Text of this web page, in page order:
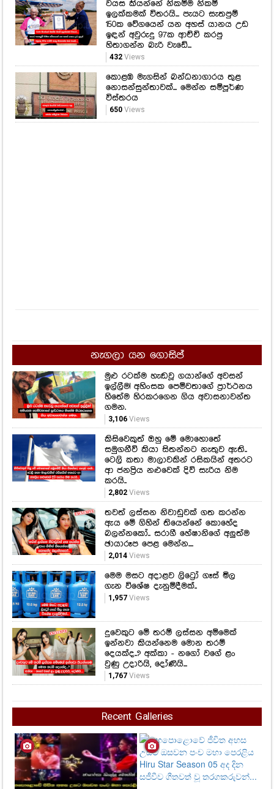
වයස කියන්නේ නිකම්ම නිකම්
ඉලක්කමක් විතරයි... පැයට සැතපුම්
150ක වේගයෙන් යන අහස් යානය උඩ
ඉඳන් අවුරුදු 97ක ආච්චි කරපු
හිතාගන්න බැරි වැඩේ...
432Views
කොළඹ මැගසින් බන්ධනාගාරය තුළ
නොසන්සුන්තාවක්... මෙන්න සම්පූර්ණ
විස්තරය
650Views
නැගලා යන ගොසිප්
මුළු රටක්ම හැඬවූ ගයාන්ගේ අවසන්
ඉල්ලීම! අහිංසක පෙම්වතාගේ ප්‍රාර්ථනය
හිතේම හිරකරගෙන ගිය අවාසනාවන්ත
ගමන.
3,106Views
කිසිවෙකුත් ඔහු මේ මොහොතේ
සමුගනීවි කියා සිතන්නට නැතුව ඇති..
ටෙලි කතා මාලාවකින් රසිකයින් අතරට
ආ ජනප්‍රිය නළුවෙක් දිවි සැරිය නිම
කරයි..
2,802Views
තවත් ලස්සන නිවාඩුවක් ගත කරන්න
ඇය මේ ගිහින් තියෙන්නේ කොහේද
බලන්නකෝ.. සරාගී හේෂානිගේ අලුත්ම
ඡායාරූප පෙළ මෙන්න....
2,014Views
මෙම මසට අදාළව ලිට්‍රෝ ගෑස් මිල
ගැන විශේෂ දැනුම්දීමක්..
1,957Views
දුවෙකුට මේ තරම් ලස්සන අම්මෙක්
ඉන්නවා කියන්නෙම මොන තරම්
දෙයක්ද..? අක්කා - නගෝ වගේ ළං
වුණු උදාරියි, දෝණියි...
1,767Views
Recent Galleries